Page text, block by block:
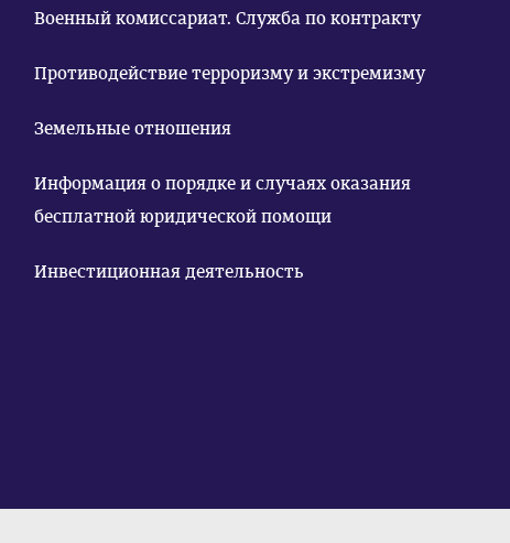
Военный комиссариат. Служба по контракту
Противодействие терроризму и экстремизму
Земельные отношения
Информация о порядке и случаях оказания
бесплатной юридической помощи
Инвестиционная деятельность